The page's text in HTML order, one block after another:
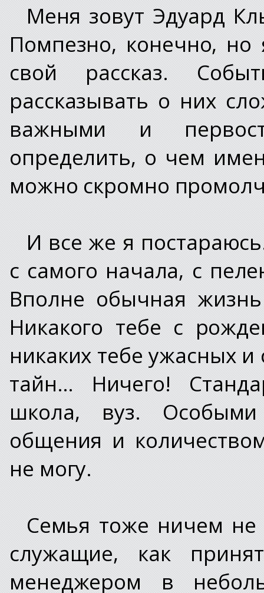
Меня зовут Эдуард
Помпезно, конечно,
свой рассказ.
рассказывать о них
важными и
определить, о чем
можно скромно
И все же я
с самого начала, с
Вполне обычная
Никакого тебе с
никаких тебе ужасных
тайн… Ничего!
школа, вуз.
общения и
не могу.
Семья тоже ничем не
служащие, как
менеджером в